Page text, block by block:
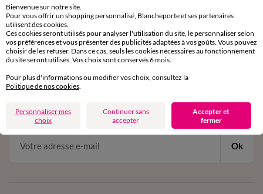
Service clients
par chat et par téléphone
de 8h00 à 20h00 du lundi au samedi
11€ Offerts
en vous inscrivant à la newsletter
conditions dans votre email de confirmation
Ok
Bienvenue sur notre site.
Pour vous offrir un shopping personnalisé, Blancheporte et ses partenaires
utilisent des cookies.
Ces cookies seront utilisés pour analyser l'utilisation du site, le personnaliser selon
vos préférences et vous présenter des publicités adaptées à vos goûts. Vous pouvez
choisir de les refuser. Dans ce cas, seuls les cookies nécessaires au fonctionnement
du site seront utilisés. Vos choix sont conservés 6 mois.
Pour plus d'informations ou modifier vos choix, consultez la
Politique de nos cookies.
Personnaliser mes
choix
Continuer sans
accepter
Accepter et
fermer